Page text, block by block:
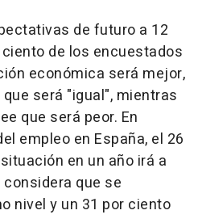
de futuro a 12
de los encuestados
económica será mejor,
será "igual", mientras
que será peor. En
empleo en España, el 26
en un año irá a
que se
nivel y un 31 por ciento